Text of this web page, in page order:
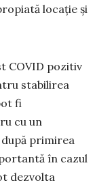
locație și
COVID pozitiv
stabilirea
fi
cu un
primirea
în cazul
dezvolta